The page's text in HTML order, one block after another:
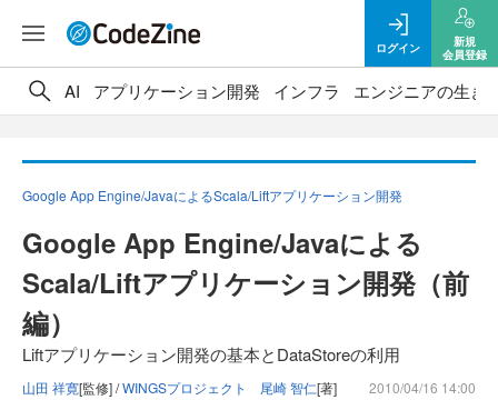
ログイン
新規
会員登録
AI アプリケーション開発 インフラ エンジニアの生き
Google App Engine/JavaによるScala/Liftアプリケーション開発
Google App Engine/Javaによる
Scala/Liftアプリケーション開発（前
編）
Liftアプリケーション開発の基本とDataStoreの利用
山田 祥寛[監修] /WINGSプロジェクト 尾崎 智仁[著] 2010/04/16 14:00